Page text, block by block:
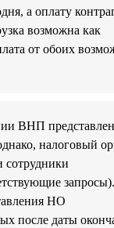
а оплату
возможна как
от обоих
ВНП
налоговый
сотрудники
запросы).
НО
после даты